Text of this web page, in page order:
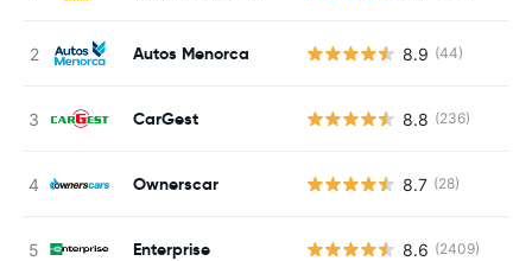
Autos Menorca 8.9 (44)
CarGest 8.8 (236)
Ownerscar 8.7 (28)
Enterprise 8.6 (2409)